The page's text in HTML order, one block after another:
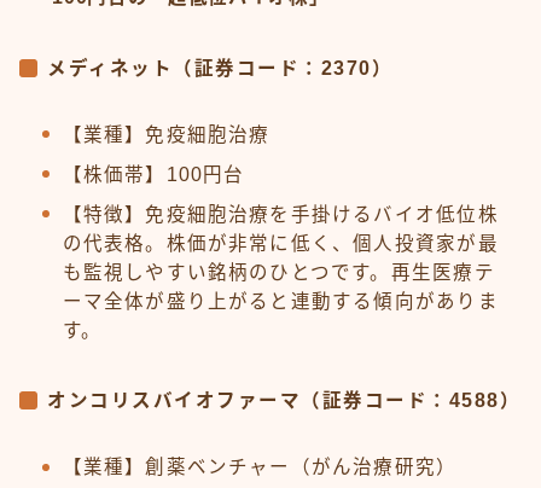
メディネット（証券コード：2370）
【業種】免疫細胞治療
【株価帯】100円台
【特徴】免疫細胞治療を手掛けるバイオ低位株
の代表格。株価が非常に低く、個人投資家が最
も監視しやすい銘柄のひとつです。再生医療テ
ーマ全体が盛り上がると連動する傾向がありま
す。
オンコリスバイオファーマ（証券コード：4588）
【業種】創薬ベンチャー（がん治療研究）